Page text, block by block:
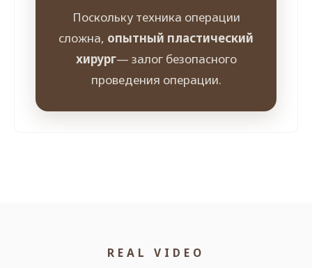
Поскольку техника операции
сложна, опытный пластический
хирург— залог безопасного
проведения операции.
REAL VIDEO